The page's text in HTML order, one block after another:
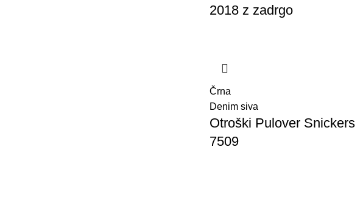
2018 z zadrgo
Črna
Denim siva
Otroški Pulover Snickers
7509